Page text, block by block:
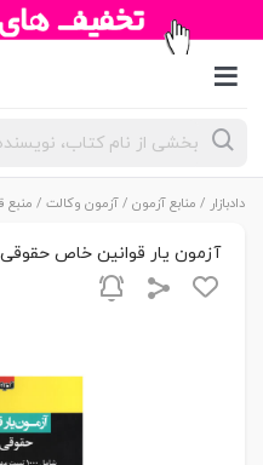
جستجوی
محصولات
دادبازار / منابع آزمون /آزمون وکالت / منبع
آزمون یار قوانین خاص